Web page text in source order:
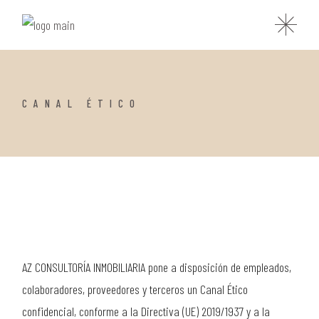
CANAL ÉTICO
AZ CONSULTORÍA INMOBILIARIA pone a disposición de empleados,
colaboradores, proveedores y terceros un Canal Ético
confidencial, conforme a la Directiva (UE) 2019/1937 y a la